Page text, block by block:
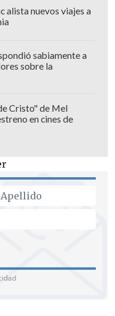
alista nuevos viajes a
sabiamente a
sobre la
Cristo" de Mel
en cines de